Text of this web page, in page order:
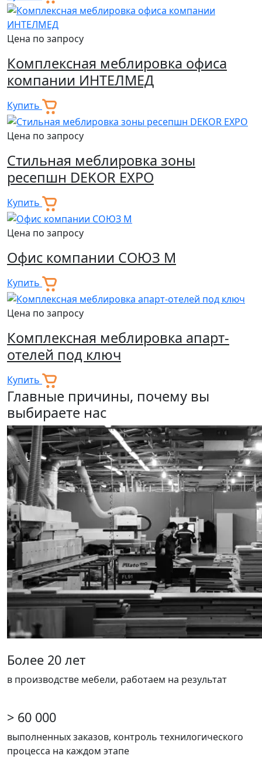
Цена по запросу
Комплексная меблировка офиса
компании ИНТЕЛМЕД
Купить
Цена по запросу
Стильная меблировка зоны
ресепшн DEKOR EXPO
Купить
Цена по запросу
Офис компании СОЮЗ М
Купить
Цена по запросу
Комплексная меблировка апарт-
отелей под ключ
Купить
Главные причины, почему вы
выбираете нас
Более 20 лет
в производстве мебели, работаем на результат
> 60 000
выполненных заказов, контроль технилогического
процесса на каждом этапе